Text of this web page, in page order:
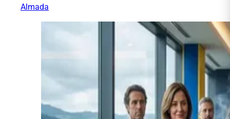
Almada